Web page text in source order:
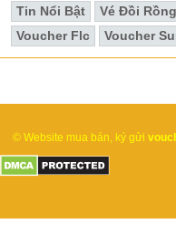
Tin Nổi Bật
Vé Đồi Rồng
Voucher Flc
Voucher
© Website mua bán, ký gửi